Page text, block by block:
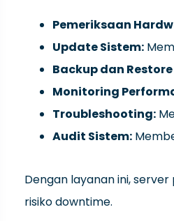
Pemeriksaan
Update Sistem:
Backup dan
Monitoring
Troubleshooting:
Audit Sistem:
Dengan layanan ini,
risiko downtime.